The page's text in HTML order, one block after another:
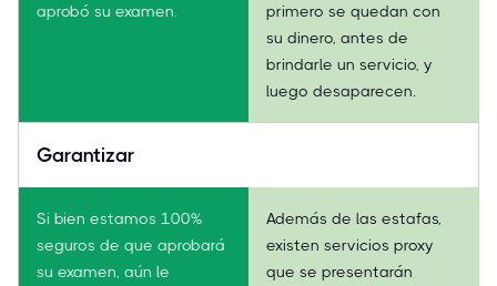
aprobó su examen.
primero se quedan con
su dinero, antes de
brindarle un servicio, y
luego desaparecen.
Garantizar
Si bien estamos 100%
seguros de que aprobará
su examen, aún le
Además de las estafas,
existen servicios proxy
que se presentarán